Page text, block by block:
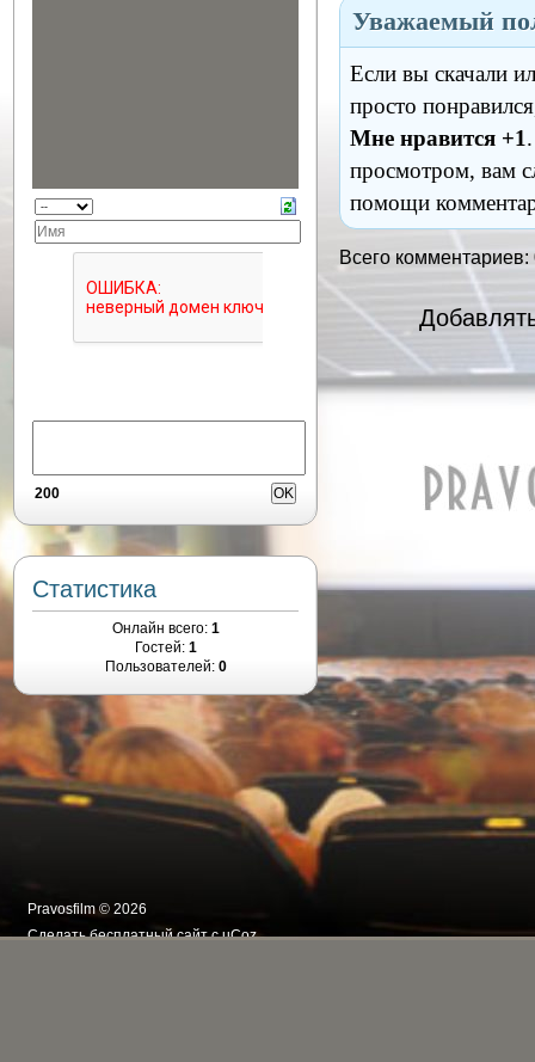
Уважаемый
Если вы скачали
просто
Мне нравится +1
просмотром, вам
помощи
Всего комментариев:
200
Статистика
Онлайн всего: 1
Гостей: 1
Пользователей: 0
Pravosfilm © 2026
Сделатьбесплатный сайтсuCoz